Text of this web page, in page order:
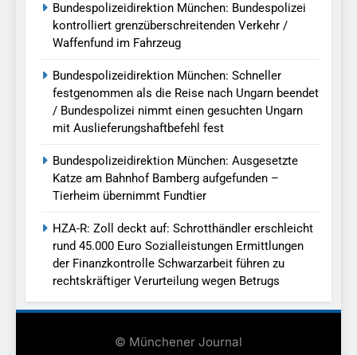
Bundespolizeidirektion München: Bundespolizei
kontrolliert grenzüberschreitenden Verkehr /
Waffenfund im Fahrzeug
Bundespolizeidirektion München: Schneller
festgenommen als die Reise nach Ungarn beendet
/ Bundespolizei nimmt einen gesuchten Ungarn
mit Auslieferungshaftbefehl fest
Bundespolizeidirektion München: Ausgesetzte
Katze am Bahnhof Bamberg aufgefunden –
Tierheim übernimmt Fundtier
HZA-R: Zoll deckt auf: Schrotthändler erschleicht
rund 45.000 Euro Sozialleistungen Ermittlungen
der Finanzkontrolle Schwarzarbeit führen zu
rechtskräftiger Verurteilung wegen Betrugs
© Münchener Journal